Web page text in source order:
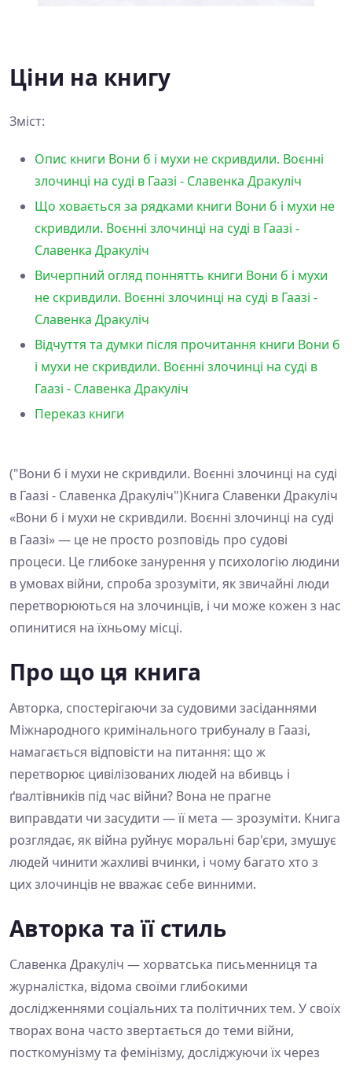
Ціни на книгу
Зміст:
Опис книги Вони б і мухи не скривдили. Воєнні
злочинці на суді в Гаазі - Славенка Дракуліч
Що ховається за рядками книги Вони б і мухи не
скривдили. Воєнні злочинці на суді в Гаазі -
Славенка Дракуліч
Вичерпний огляд поннятть книги Вони б і мухи
не скривдили. Воєнні злочинці на суді в Гаазі -
Славенка Дракуліч
Відчуття та думки після прочитання книги Вони б
і мухи не скривдили. Воєнні злочинці на суді в
Гаазі - Славенка Дракуліч
Переказ книги
("Вони б і мухи не скривдили. Воєнні злочинці на суді
в Гаазі - Славенка Дракуліч")Книга Славенки Дракуліч
«Вони б і мухи не скривдили. Воєнні злочинці на суді
в Гаазі» — це не просто розповідь про судові
процеси. Це глибоке занурення у психологію людини
в умовах війни, спроба зрозуміти, як звичайні люди
перетворюються на злочинців, і чи може кожен з нас
опинитися на їхньому місці.
Про що ця книга
Авторка, спостерігаючи за судовими засіданнями
Міжнародного кримінального трибуналу в Гаазі,
намагається відповісти на питання: що ж
перетворює цивілізованих людей на вбивць і
ґвалтівників під час війни? Вона не прагне
виправдати чи засудити — її мета — зрозуміти. Книга
розглядає, як війна руйнує моральні бар'єри, змушує
людей чинити жахливі вчинки, і чому багато хто з
цих злочинців не вважає себе винними.
Авторка та її стиль
Славенка Дракуліч — хорватська письменниця та
журналістка, відома своїми глибокими
дослідженнями соціальних та політичних тем. У своїх
творах вона часто звертається до теми війни,
посткомунізму та фемінізму, досліджуючи їх через